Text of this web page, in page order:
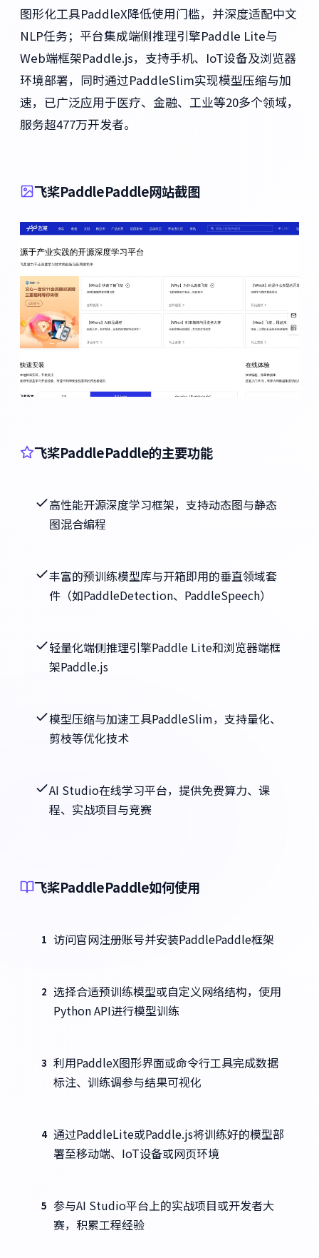
图形化工具PaddleX降低使用门槛，并深度适配中文
NLP任务；平台集成端侧推理引擎Paddle Lite与
Web端框架Paddle.js，支持手机、IoT设备及浏览器
环境部署，同时通过PaddleSlim实现模型压缩与加
速，已广泛应用于医疗、金融、工业等20多个领域，
服务超477万开发者。
飞桨PaddlePaddle网站截图
飞桨PaddlePaddle的主要功能
高性能开源深度学习框架，支持动态图与静态
图混合编程
丰富的预训练模型库与开箱即用的垂直领域套
件（如PaddleDetection、PaddleSpeech）
轻量化端侧推理引擎Paddle Lite和浏览器端框
架Paddle.js
模型压缩与加速工具PaddleSlim，支持量化、
剪枝等优化技术
AI Studio在线学习平台，提供免费算力、课
程、实战项目与竞赛
飞桨PaddlePaddle如何使用
1 访问官网注册账号并安装PaddlePaddle框架
2 选择合适预训练模型或自定义网络结构，使用
Python API进行模型训练
3 利用PaddleX图形界面或命令行工具完成数据
标注、训练调参与结果可视化
4 通过PaddleLite或Paddle.js将训练好的模型部
署至移动端、IoT设备或网页环境
5 参与AI Studio平台上的实战项目或开发者大
赛，积累工程经验